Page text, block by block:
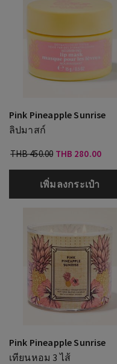
Pink Pineapple Sunrise
ลิปมาสก์
THB 450.00 THB 280.00
เพิ่มลงกระเป๋า
Pink Pineapple Sunrise
เทียนหอม 3 ไส้